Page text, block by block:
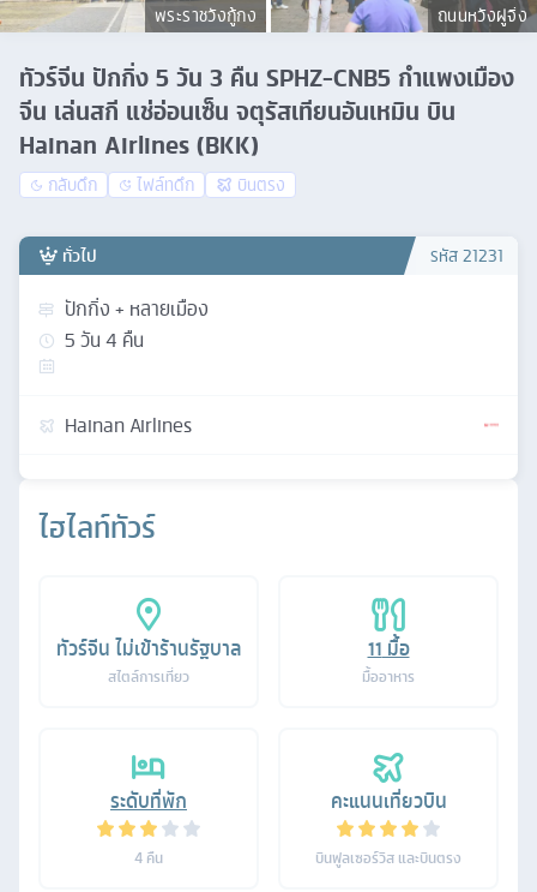
พระราชวังกู้กง ถนนหวังฝูจิ่ง
ทัวร์จีน ปักกิ่ง 5 วัน 3 คืน SPHZ-CNB5 กำแพงเมือง
จีน เล่นสกี แช่อ่อนเซ็น จตุรัสเทียนอันเหมิน บิน
Hainan Airlines (BKK)
กลับดึก ไฟล์ทดึก บินตรง
ไฮไลท์ทัวร์
ทัวร์จีน ไม่เข้าร้านรัฐบาล
สไตล์การเที่ยว
11 มื้อ
มื้ออาหาร
ระดับที่พัก
4 คืน
คะแนนเที่ยวบิน
บินฟูลเซอร์วิส และบินตรง
ทั่วไป รหัส21231
ปักกิ่ง + หลายเมือง
5วัน4 คืน
Hainan Airlines